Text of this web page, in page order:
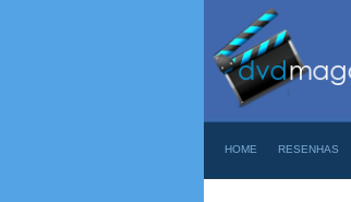
HOME RESENHAS